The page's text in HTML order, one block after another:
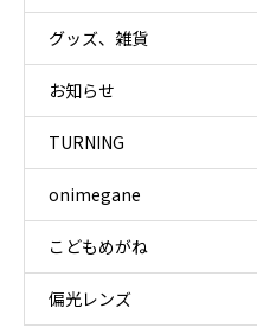
グッズ、雑貨
お知らせ
TURNING
onimegane
こどもめがね
偏光レンズ